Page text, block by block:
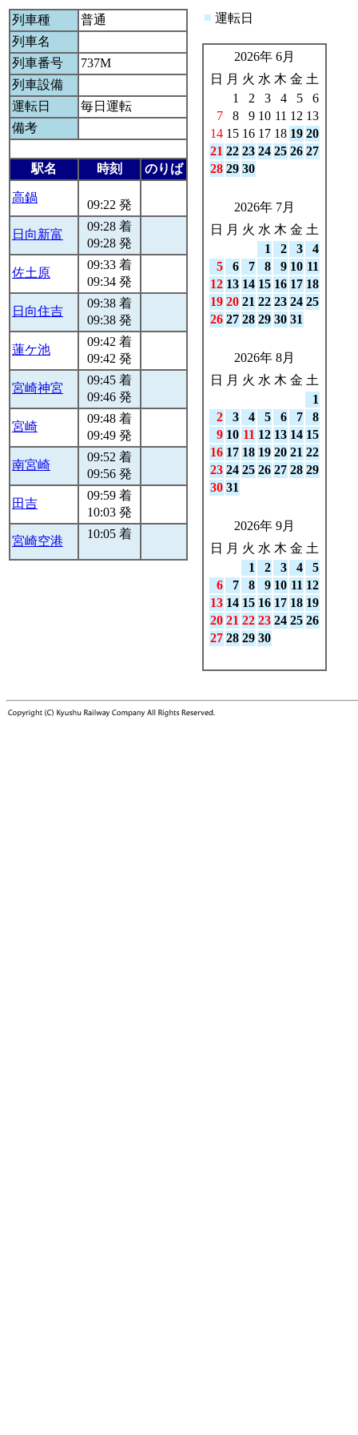
列車種
普通
列車名
列車番号
737M
列車設備
運転日
毎日運転
備考
駅名 時刻 のりば
高鍋
09:22 発
日向新富
09:28 着
09:28 発
佐土原
09:33 着
09:34 発
日向住吉
09:38 着
09:38 発
蓮ケ池
09:42 着
09:42 発
宮崎神宮
09:45 着
09:46 発
宮崎
09:48 着
09:49 発
南宮崎
09:52 着
09:56 発
田吉
09:59 着
10:03 発
宮崎空港
10:05 着
■ 運転日
2026年 6月
日
月 火 水 木 金 土
1
2 3 4 5
6
7
8 9 10 11 12 13
14 15 16 17 18 19 20
21 22 23 24 25 26 27
28 29 30
2026年 7月
日
月 火 水 木 金 土
1
2 3
4
5
6 7 8 9 10 11
12 13 14 15 16 17 18
19 20 21 22 23 24 25
26 27 28 29 30 31
2026年 8月
日
月 火 水 木 金 土
1
2
3 4 5 6 7
8
9 10 11 12 13 14 15
16 17 18 19 20 21 22
23 24 25 26 27 28 29
30 31
2026年 9月
日
月 火 水 木 金 土
1
2 3 4
5
6
7 8 9 10 11 12
13 14 15 16 17 18 19
20 21 22 23 24 25 26
27 28 29 30